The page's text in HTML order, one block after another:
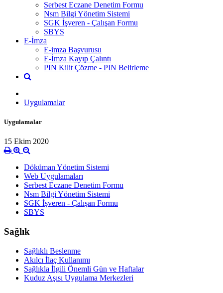
Serbest Eczane Denetim Formu
Nsm Bilgi Yönetim Sistemi
SGK İşveren - Çalışan Formu
SBYS
E-İmza
E-imza Başvurusu
E-İmza Kayıp Çalıntı
PIN Kilit Çözme - PIN Belirleme
Uygulamalar
Uygulamalar
15 Ekim 2020
Döküman Yönetim Sistemi
Web Uygulamaları
Serbest Eczane Denetim Formu
Nsm Bilgi Yönetim Sistemi
SGK İşveren - Çalışan Formu
SBYS
Sağlık
Sağlıklı Beslenme
Akılcı İlaç Kullanımı
Sağlıkla İlgili Önemli Gün ve Haftalar
Kuduz Aşısı Uygulama Merkezleri